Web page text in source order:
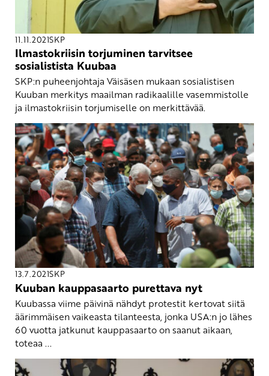
11.11.2021SKP
Ilmastokriisin torjuminen tarvitsee
sosialistista Kuubaa
SKP:n puheenjohtaja Väisäsen mukaan sosialistisen
Kuuban merkitys maailman radikaalille vasemmistolle
ja ilmastokriisin torjumiselle on merkittävää.
13.7.2021SKP
Kuuban kauppasaarto purettava nyt
Kuubassa viime päivinä nähdyt protestit kertovat siitä
äärimmäisen vaikeasta tilanteesta, jonka USA:n jo lähes
60 vuotta jatkunut kauppasaarto on saanut aikaan,
toteaa ...